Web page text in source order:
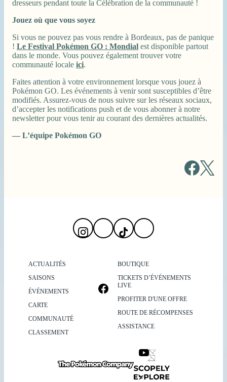
dresseurs pendant toute la Célébration de la communauté !
Jouez où que vous soyez
Si vous ne pouvez pas vous rendre à Bordeaux, pas de panique
! Le Festival Pokémon GO : Mondial est disponible partout
dans le monde. Vous pouvez également trouver votre
communauté locale ici.
Faites attention à votre environnement lorsque vous jouez à
Pokémon GO. Les événements à venir sont susceptibles d’être
modifiés. Assurez-vous de nous suivre sur les réseaux sociaux,
d’accepter les notifications push et de vous abonner à notre
newsletter pour vous tenir au courant des dernières actualités.
— L’équipe Pokémon GO
ACTUALITÉS
SAISONS
ÉVÉNEMENTS
CARTE
COMMUNAUTÉ
CLASSEMENT
BOUTIQUE
TICKETS D’ÉVÉNEMENTS
LIVE
PROFITER D'UNE OFFRE
ROUTE DE RÉCOMPENSES
ASSISTANCE